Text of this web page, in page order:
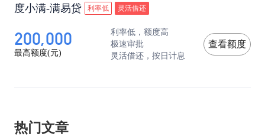
度小满-满易贷 利率低 灵活借还
200,000
最高额度(元)
利率低，额度高
极速审批
灵活借还，按日计息
查看额度
热门文章